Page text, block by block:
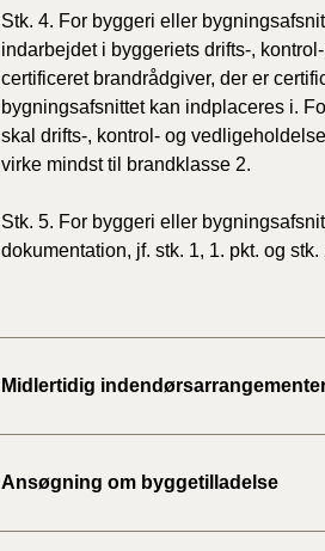
Stk. 4. For byggeri eller
indarbejdet i byggeriets drifts-,
certificeret brandrådgiver, der er
bygningsafsnittet kan indplaceres i.
skal drifts-, kontrol- og
virke mindst til brandklasse 2.
Stk. 5. For byggeri eller
dokumentation, jf. stk. 1, 1. pkt. og
Midlertidig
Ansøgning om byggetilladelse